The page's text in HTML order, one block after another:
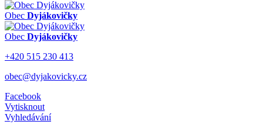
Obec Dyjákovičky
Obec Dyjákovičky
+420 515 230 413
obec@dyjakovicky.cz
Facebook
Vytisknout
Vyhledávání